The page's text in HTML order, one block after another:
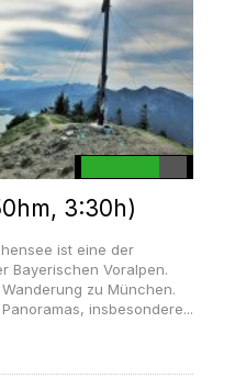
3:30h)
ist eine der
Bayerischen Voralpen.
zu München.
insbesondere...